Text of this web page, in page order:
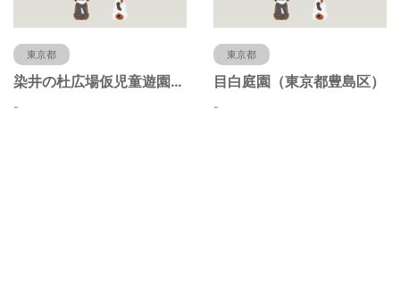
東京都
染井の杜広場仮児童遊園（東京都豊島区）
-
東京都
目白庭園（東京都豊島区）
-